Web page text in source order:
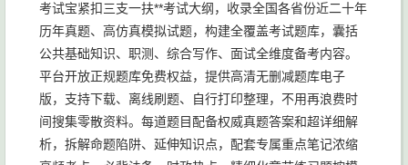
考试宝紧扣三支一扶**考试大纲，收录全国各省份近二十年
历年真题、高仿真模拟试题，构建全覆盖考试题库，囊括
公共基础知识、职测、综合写作、面试全维度备考内容。
平台开放正规题库免费权益，提供高清无删减题库电子
版，支持下载、离线刷题、自行打印整理，不用再浪费时
间搜集零散资料。每道题目配备权威真题答案和超详细解
析，拆解命题陷阱、延伸知识点，配套专属重点笔记浓缩